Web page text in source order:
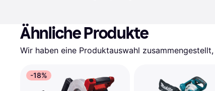
Ähnliche Produkte
Wir haben eine Produktauswahl
-18%